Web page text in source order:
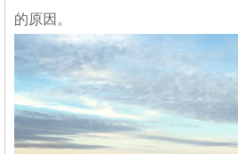
的原因。